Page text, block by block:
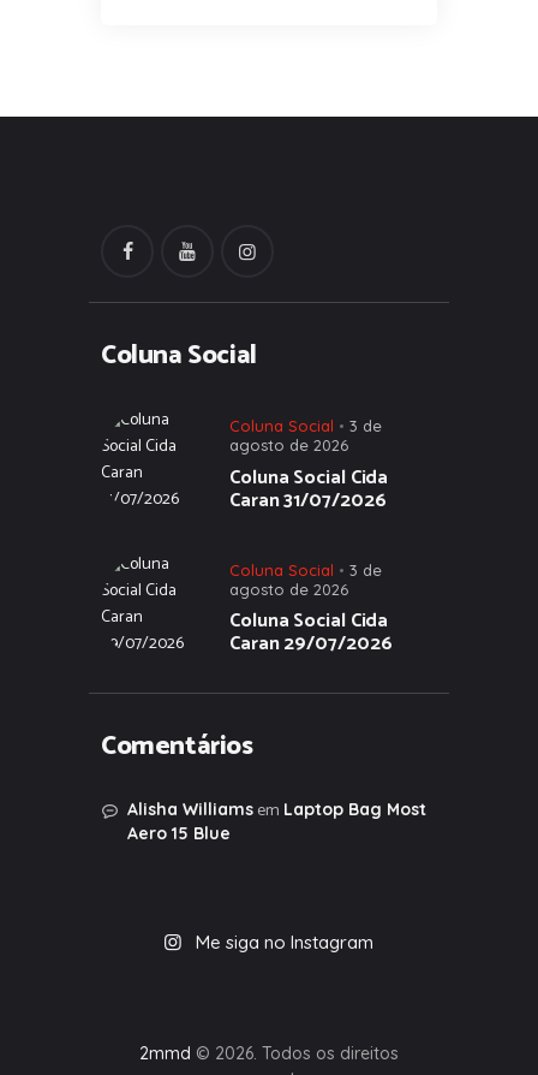
Coluna Social
Coluna Social
3 de
agosto de 2026
Coluna Social Cida
Caran 31/07/2026
Coluna Social
3 de
agosto de 2026
Coluna Social Cida
Caran 29/07/2026
Comentários
Alisha Williamsem Laptop Bag Most
Aero 15 Blue
Me siga no Instagram
2mmd © 2026. Todos os direitos